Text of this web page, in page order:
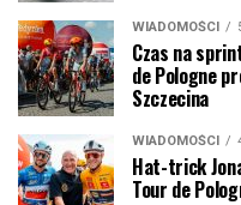
WIADOMOŚCI
Czas na
de Pologne
Szczecina
WIADOMOŚCI
Hat-trick
Tour de